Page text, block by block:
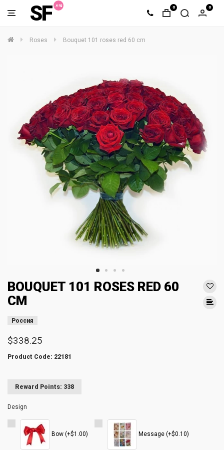
SF 0 0
Roses Bouquet 101 roses red 60 cm
BOUQUET 101 ROSES RED 60
CM
Россия
$338.25
Product Code: 22181
Reward Points: 338
Design
Bow (+$1.00) Message (+$0.10)